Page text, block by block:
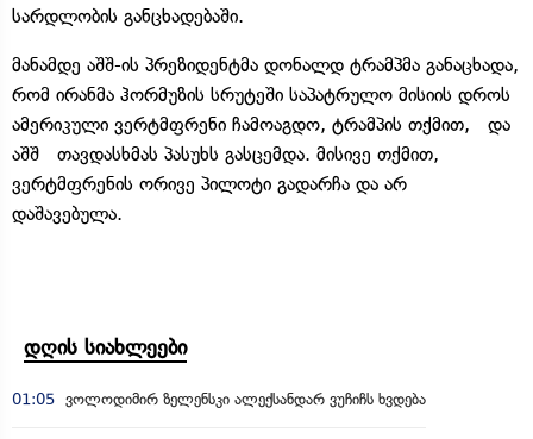
სარდლობის განცხადებაში.
მანამდე აშშ-ის პრეზიდენტმა დონალდ ტრამპმა განაცხადა,
რომ ირანმა ჰორმუზის სრუტეში საპატრულო მისიის დროს
ამერიკული ვერტმფრენი ჩამოაგდო, ტრამპის თქმით, და
აშშ თავდასხმას პასუხს გასცემდა. მისივე თქმით,
ვერტმფრენის ორივე პილოტი გადარჩა და არ
დაშავებულა.
დღის სიახლეები
01:05 ვოლოდიმირ ზელენსკი ალექსანდარ ვუჩიჩს ხვდება